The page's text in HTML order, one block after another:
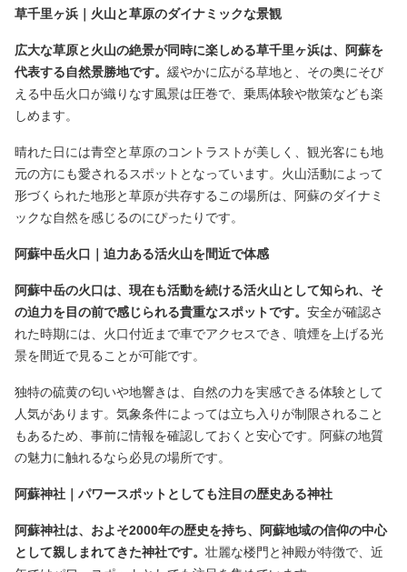
草千里ヶ浜｜火山と草原のダイナミックな景観
広大な草原と火山の絶景が同時に楽しめる草千里ヶ浜は、阿蘇を
代表する自然景勝地です。 緩やかに広がる草地と、その奥にそび
える中岳火口が織りなす風景は圧巻で、乗馬体験や散策なども楽
しめます。
晴れた日には青空と草原のコントラストが美しく、観光客にも地
元の方にも愛されるスポットとなっています。火山活動によって
形づくられた地形と草原が共存するこの場所は、阿蘇のダイナミ
ックな自然を感じるのにぴったりです。
阿蘇中岳火口｜迫力ある活火山を間近で体感
阿蘇中岳の火口は、現在も活動を続ける活火山として知られ、そ
の迫力を目の前で感じられる貴重なスポットです。 安全が確認さ
れた時期には、火口付近まで車でアクセスでき、噴煙を上げる光
景を間近で見ることが可能です。
独特の硫黄の匂いや地響きは、自然の力を実感できる体験として
人気があります。気象条件によっては立ち入りが制限されること
もあるため、事前に情報を確認しておくと安心です。阿蘇の地質
の魅力に触れるなら必見の場所です。
阿蘇神社｜パワースポットとしても注目の歴史ある神社
阿蘇神社は、およそ2000年の歴史を持ち、阿蘇地域の信仰の中心
として親しまれてきた神社です。 壮麗な楼門と神殿が特徴で、近